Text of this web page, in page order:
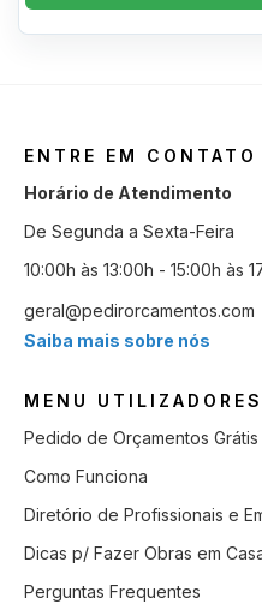
ENTRE EM CONTATO
Horário de Atendimento
De Segunda a Sexta-Feira
10:00h às 13:00h - 15:00h às
geral@pedirorcamentos.com
Saiba mais sobre nós
MENU UTILIZADORES
Pedido de Orçamentos Grátis
Como Funciona
Diretório de Profissionais e
Dicas p/ Fazer Obras em
Perguntas Frequentes